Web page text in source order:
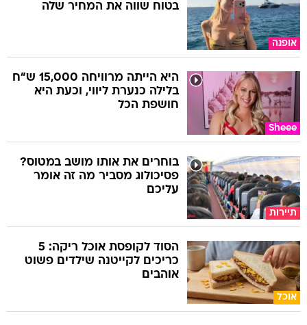
אופנה
בטוח שווה את המחיר שלה
Sheee
היא הייתה מרוויחה 15,000 ש"ח
בלילה כנערת ליווי, וכעת היא
חושפת הכל
תיירות
בוחרים את אותו מושב במטוס?
פסיכולוג מסביר מה זה אומר
עליכם
אוכל
הסוד לקופסת אוכל ריקה: 5
כריכים לקייטנה שילדים פשוט
אוהבים